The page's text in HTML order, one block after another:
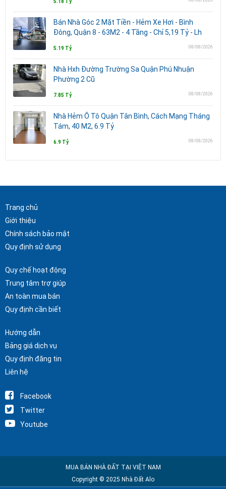
5.18 Tỷ
Bán Nhà Góc 2 Mặt Tiền - Hẻm Xe Hơi - Bình
Đông, Quận 8 - 63M2 - 4 Tầng - Chỉ 5,19 Tỷ - Lh
5.19 Tỷ 08/08/2026
Nhà Hxh Đường Trường Sa Quận Phú Nhuận
Phường 2 Cũ
7.85 Tỷ 08/08/2026
Nhà Hẻm Ô Tô Quận Tân Bình, Cách Mạng Tháng
Tám, 40 M2, 6.9 Tỷ
6.9 Tỷ 08/08/2026
Trang chủ
Giới thiệu
Chính sách bảo mật
Quy định sử dụng
Quy chế hoạt động
Trung tâm trợ giúp
An toàn mua bán
Quy định cần biết
Hướng dẫn
Bảng giá dịch vụ
Quy định đăng tin
Liên hệ
Facebook
Twitter
Youtube
MUA BÁN NHÀ ĐẤT TẠI VIỆT NAM
Copyright © 2025 Nhà Đất Alo